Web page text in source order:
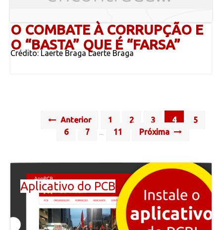
O COMBATE À CORRUPÇÃO E
O “BASTA” QUE É “FARSA”
Crédito: Laerte Braga Laerte Braga
navigation
Anterior 1 2 3 4
5
6
7 11 Próxima
Aplicativo do PCB